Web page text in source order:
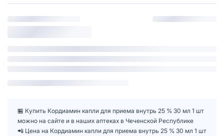
🏪 Купить Кордиамин капли для приема внутрь 25 % 30 мл 1 шт
можно на сайте и в наших аптеках в Чеченской Республике
📲 Цена на Кордиамин капли для приема внутрь 25 % 30 мл 1 шт